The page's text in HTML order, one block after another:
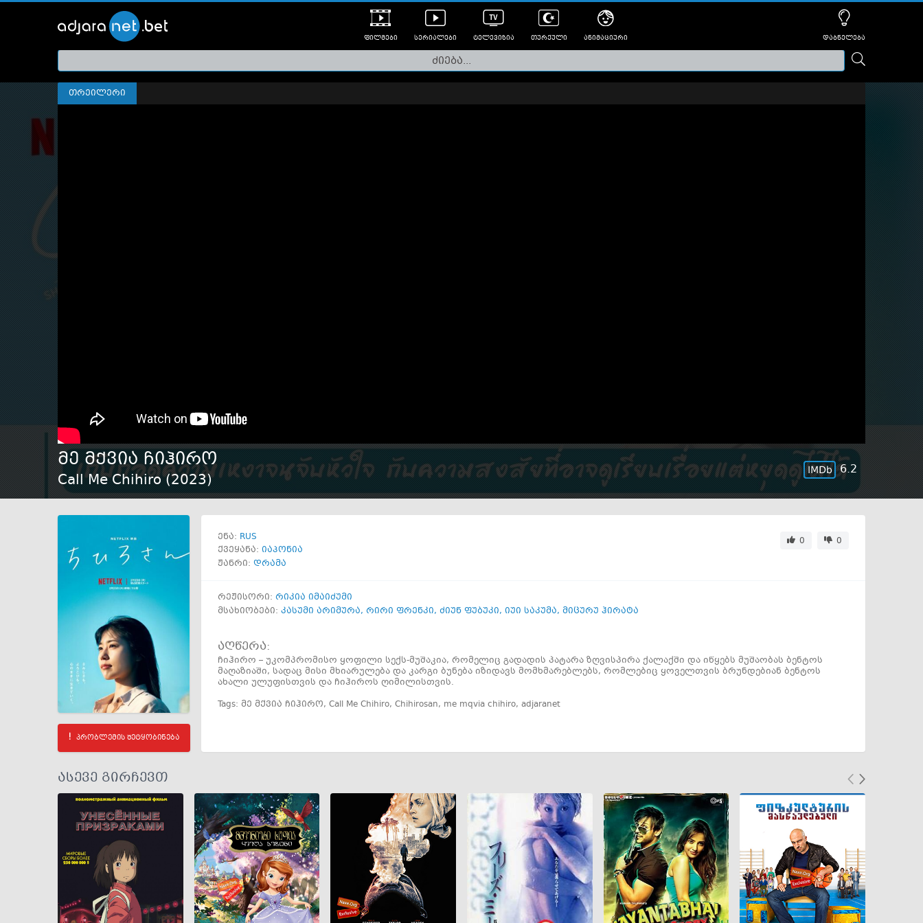
ფილმები
თრეილერები
სერიალები ტელევიზია თურქული ანიმაციური დაბნელება
თრეილერი
მე მქვია ჩიჰირო
Call Me Chihiro (2023)
6.2
პრობლემის შეტყობინება
ენა: RUS
ქვეყანა: იაპონია
0
0
ჟანრი: დრამა
რეჟისორი: რიკია იმაიძუმი
მსახიობები: კასუმი არიმურა, რირი ფრენკი, ძიუნ ფუბუკი, იუი საკუმა, მიცურუ ჰირატა
აღწერა:
ჩიჰირო – უკომპრომისო ყოფილი სექს-მუშაკია, რომელიც გადადის პატარა ზღვისპირა ქალაქში და იწყებს მუშაობას ბენტოს
მაღაზიაში, სადაც მისი მხიარულება და კარგი ბუნება იზიდავს მომხმარებლებს, რომლებიც ყოველთვის ბრუნდებიან ბენტოს
ახალი ულუფისთვის და ჩიჰიროს ღიმილისთვის.
Tags: მე მქვია ჩიჰირო, Call Me Chihiro, Chihirosan, me mqvia chihiro, adjaranet
ასევე გირჩევთ